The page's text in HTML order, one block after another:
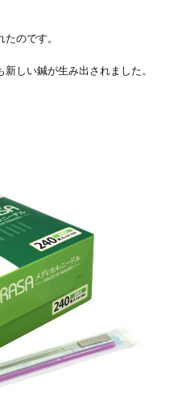
のです。
しい鍼が生み出されました。